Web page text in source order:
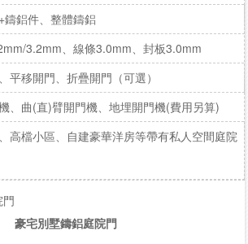
鑄鋁件、整體鑄鋁
3.2mm、線條3.0mm、封板3.0mm
平移開門、折疊開門（可選）
、曲(直)臂開門機、地埋開門機(費用另算)
高檔小區、自建豪華洋房等帶有私人空間庭院
豪宅別墅鑄鋁庭院門